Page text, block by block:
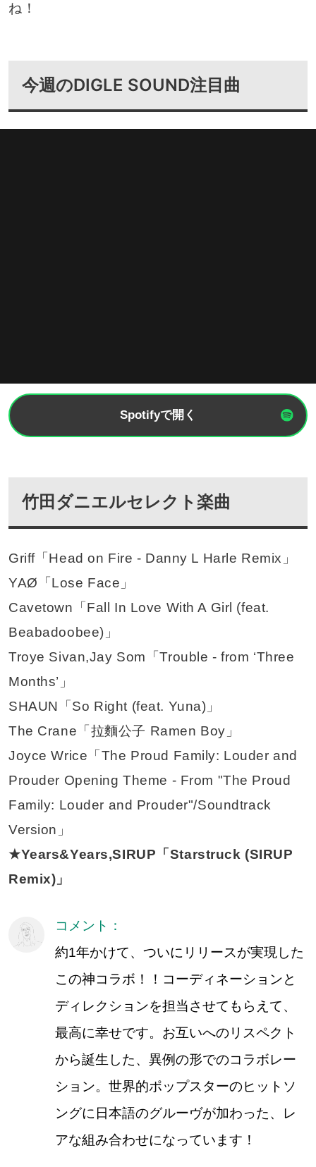
ね！
今週のDIGLE SOUND注目曲
Spotifyで開く
竹田ダニエルセレクト楽曲
Griff「Head on Fire - Danny L Harle Remix」
YAØ「Lose Face」
Cavetown「Fall In Love With A Girl (feat.
Beabadoobee)」
Troye Sivan,Jay Som「Trouble - from ‘Three
Months’」
SHAUN「So Right (feat. Yuna)」
The Crane「拉麵公子 Ramen Boy」
Joyce Wrice「The Proud Family: Louder and
Prouder Opening Theme - From "The Proud
Family: Louder and Prouder"/Soundtrack
Version」
★Years&Years,SIRUP「Starstruck (SIRUP
Remix)」
コメント：
約1年かけて、ついにリリースが実現した
この神コラボ！！コーディネーションと
ディレクションを担当させてもらえて、
最高に幸せです。お互いへのリスペクト
から誕生した、異例の形でのコラボレー
ション。世界的ポップスターのヒットソ
ングに日本語のグルーヴが加わった、レ
アな組み合わせになっています！